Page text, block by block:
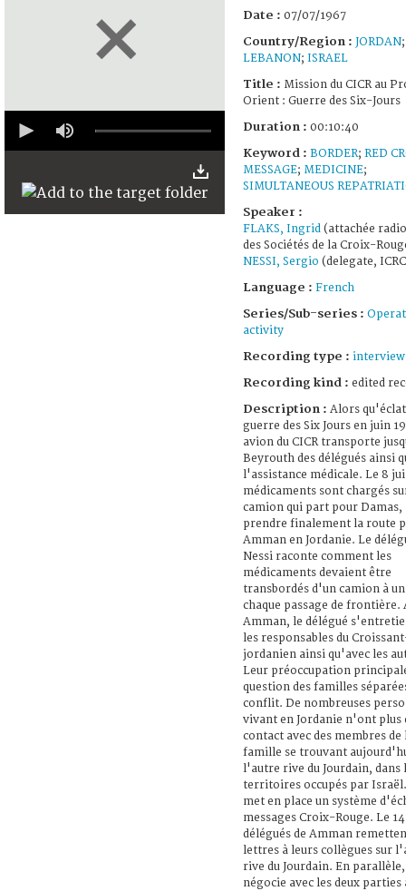
seconds
Date : 07/07/1967
Country/Region : JORDAN
LEBANON; ISRAEL
Title : Mission du CICR au
Orient : Guerre des Six-Jours
Duration : 00:10:40
Keyword : BORDER; RED
MESSAGE; MEDICINE;
SIMULTANEOUS
Speaker :
FLAKS, Ingrid(attachée
des Sociétés de la Croix-
NESSI, Sergio (delegate,
Language : French
Series/Sub-series :
activity
Recording type : interview
Recording kind : edited
Description : Alors
guerre des Six Jours en juin
avion du CICR transporte
Beyrouth des délégués ainsi
l'assistance médicale. Le 8
médicaments sont chargés
camion qui part pour Damas,
prendre finalement la route
Amman en Jordanie. Le
Nessi raconte comment les
médicaments devaient être
transbordés d'un camion à
chaque passage de frontière.
Amman, le délégué
les responsables du
jordanien ainsi qu'avec les
Leur préoccupation
question des familles
conflit. De nombreuses
vivant en Jordanie n'ont plus
contact avec des membres de
famille se trouvant
l'autre rive du Jourdain, dans
territoires occupés par Israël.
met en place un système
messages Croix-Rouge. Le
délégués de Amman
lettres à leurs collègues sur
rive du Jourdain. En parallèle,
négocie avec les deux parties